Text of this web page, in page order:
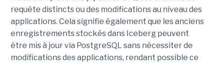
requête distincts ou des modifications au niveau des
applications. Cela signifie également que les anciens
enregistrements stockés dans Iceberg peuvent
être mis à jour via PostgreSQL sans nécessiter de
modifications des applications, rendant possible ce